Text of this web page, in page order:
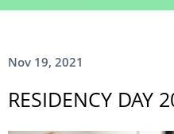
Nov 19, 2021
RESIDENCY DAY